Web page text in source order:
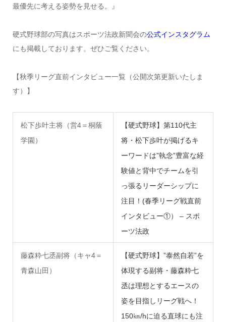
最優先に考える姿勢を見せる。』
硬式野球部の写真はスポーツ法政新聞会の公式インスタグラム
にも掲載しております。ぜひご覧ください。
【秋季リーグ直前インタビュー一覧（公開次第更新いたしま
す）】
松下歩叶主将（営4＝桐蔭
学園）
【硬式野球】第110代主
将・松下歩叶が掲げるキ
ーワードは”執念”豊富な経
験値と背中でチームを引
っ張るリーダーシップに
注目！(春季リーグ戦直前
インタビュー①） – スポ
ーツ法政
藤森粋七丞副将（キャ4＝
青森山田）
【硬式野球】”泰然自若”を
体現する副将・藤森粋七
丞は理想とするエースの
姿を目指しリーグ戦へ！
150㎞/hに迫る直球にも注